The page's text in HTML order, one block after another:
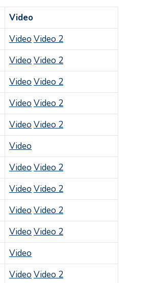
Video
Video Video 2
Video Video 2
Video Video 2
Video Video 2
Video Video 2
Video
Video Video 2
Video Video 2
Video Video 2
Video Video 2
Video
Video Video 2